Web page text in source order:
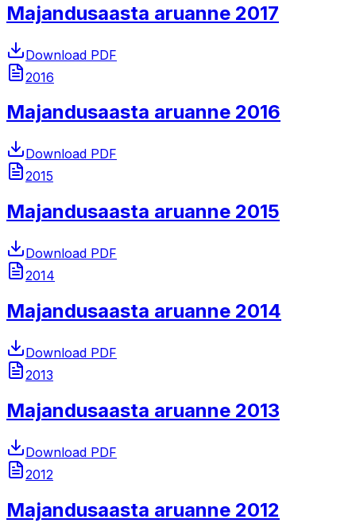
Majandusaasta aruanne 2017
Download PDF
2016
Majandusaasta aruanne 2016
Download PDF
2015
Majandusaasta aruanne 2015
Download PDF
2014
Majandusaasta aruanne 2014
Download PDF
2013
Majandusaasta aruanne 2013
Download PDF
2012
Majandusaasta aruanne 2012